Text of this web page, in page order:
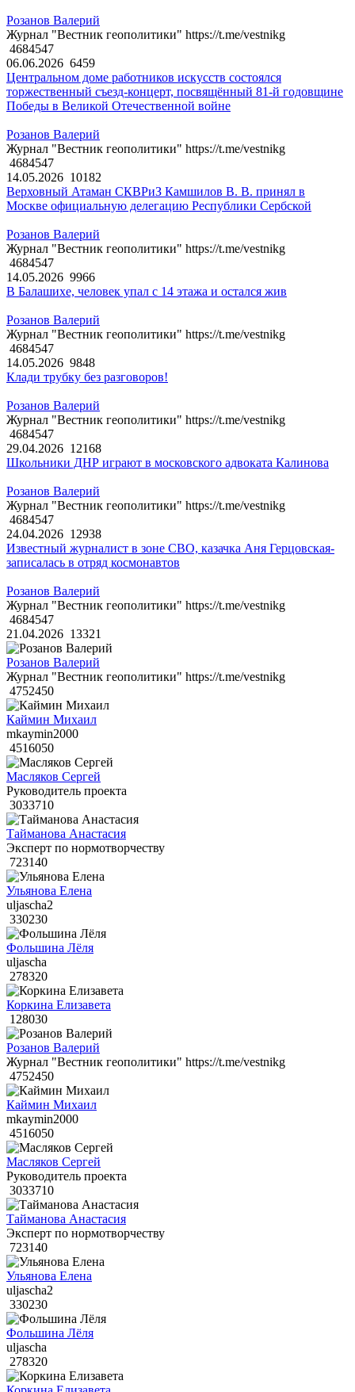
Розанов Валерий
Журнал "Вестник геополитики" https://t.me/vestnikg
4684547
06.06.2026 6459
Центральном доме работников искусств состоялся
торжественный съезд-концерт, посвящённый 81-й годовщине
Победы в Великой Отечественной войне
Розанов Валерий
Журнал "Вестник геополитики" https://t.me/vestnikg
4684547
14.05.2026 10182
Верховный Атаман СКВРиЗ Камшилов В. В. принял в
Москве официальную делегацию Республики Сербской
Розанов Валерий
Журнал "Вестник геополитики" https://t.me/vestnikg
4684547
14.05.2026 9966
В Балашихе, человек упал с 14 этажа и остался жив
Розанов Валерий
Журнал "Вестник геополитики" https://t.me/vestnikg
4684547
14.05.2026 9848
Клади трубку без разговоров!
Розанов Валерий
Журнал "Вестник геополитики" https://t.me/vestnikg
4684547
29.04.2026 12168
Школьники ДНР играют в московского адвоката Калинова
Розанов Валерий
Журнал "Вестник геополитики" https://t.me/vestnikg
4684547
24.04.2026 12938
Известный журналист в зоне СВО, казачка Аня Герцовская-
записалась в отряд космонавтов
Розанов Валерий
Журнал "Вестник геополитики" https://t.me/vestnikg
4684547
21.04.2026 13321
Розанов Валерий
Журнал "Вестник геополитики" https://t.me/vestnikg
4752450
Каймин Михаил
mkaymin2000
4516050
Масляков Сергей
Руководитель проекта
3033710
Тайманова Анастасия
Эксперт по нормотворчеству
723140
Ульянова Елена
uljascha2
330230
Фольшина Лёля
uljascha
278320
Коркина Елизавета
128030
Розанов Валерий
Журнал "Вестник геополитики" https://t.me/vestnikg
4752450
Каймин Михаил
mkaymin2000
4516050
Масляков Сергей
Руководитель проекта
3033710
Тайманова Анастасия
Эксперт по нормотворчеству
723140
Ульянова Елена
uljascha2
330230
Фольшина Лёля
uljascha
278320